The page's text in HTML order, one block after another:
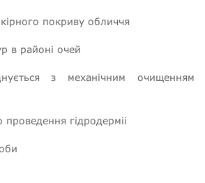
покриву обличчя
в районі очей
з механічним очищенням
гідродерміі